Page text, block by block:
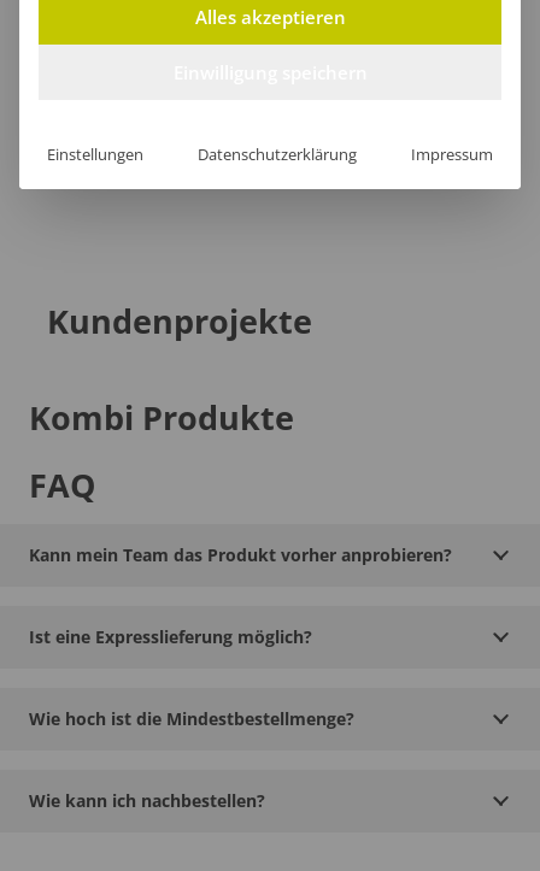
Lieferzeit
[jgm-review-widget]
Kundenprojekte
Kombi Produkte
FAQ
Kann mein Team das Produkt vorher anprobieren?
Ist eine Expresslieferung möglich?
Wie hoch ist die Mindestbestellmenge?
Wie kann ich nachbestellen?
Alles akzeptieren
Einstellungen Datenschutzerklärung Impressum